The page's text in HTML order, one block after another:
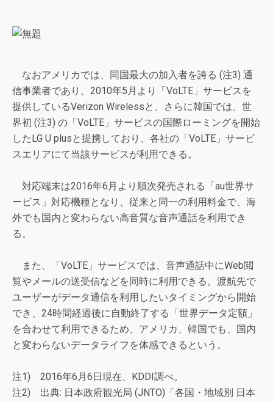
なおアメリカでは、同国最大の加入者を誇る (注3) 通
信事業者であり、2010年5月より「VoLTE」サービスを
提供しているVerizon Wirelessと、さらに韓国では、世
界初 (注3) の「VoLTE」サービスの国際ローミングを開始
したLG U plusと提携しており、各社の「VoLTE」サービ
スエリアにて当該サービスが利用できる。
対応端末は2016年6月より順次発売される「au世界サ
ービス」対応機種となり、従来と同一の利用料金で、海
外でも国内と変わらない高音質な音声通話を利用でき
る。
また、「VoLTE」サービスでは、音声通話中にWeb閲
覧やメールの送受信などを同時に利用できる。渡航先で
ユーザーがデータ通信を利用したいタイミングから開始
でき、24時間経過後に自動終了する「世界データ定額」
を合わせて利用できるため、アメリカ、韓国でも、国内
と変わらないデータライフを体感できるという。
注1) 2016年6月6日現在、KDDI調べ。
注2) 出典: 日本政府観光局 (JNTO)「各国・地域別 日本